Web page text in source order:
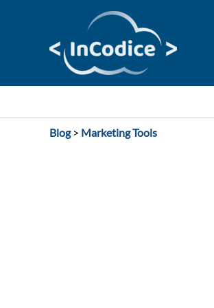
Blog> Marketing Tools